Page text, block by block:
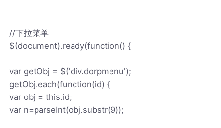
//下拉菜单
$(document).ready(function() {
var getObj = $('div.dorpmenu');
getObj.each(function(id) {
var obj = this.id;
var n=parseInt(obj.substr(9));